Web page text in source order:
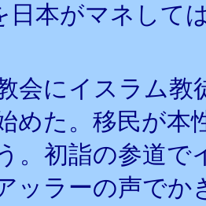
日本がマネして
会にイスラム
めた。移民が本
。初詣の参道で
ッラーの声でか